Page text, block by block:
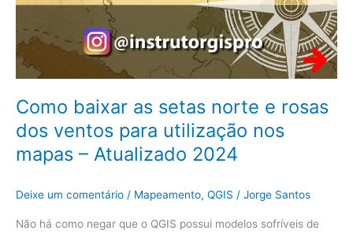
Como baixar as setas norte e rosas
dos ventos para utilização nos
mapas – Atualizado 2024
Deixe um comentário / Mapeamento, QGIS / Jorge Santos
Não há como negar que o QGIS possui modelos sofríveis de
Atualizado